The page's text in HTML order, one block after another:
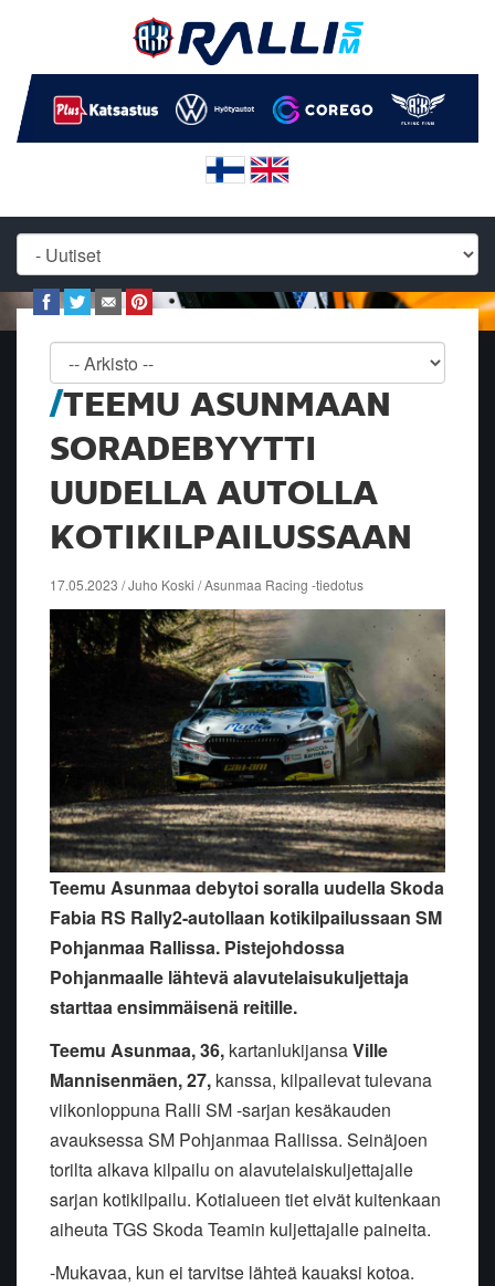
TEEMU ASUNMAAN
SORADEBYYTTI
UUDELLA AUTOLLA
KOTIKILPAILUSSAAN
17.05.2023 / Juho Koski / Asunmaa Racing -tiedotus
Teemu Asunmaa debytoi soralla uudella Skoda
Fabia RS Rally2-autollaan kotikilpailussaan SM
Pohjanmaa Rallissa. Pistejohdossa
Pohjanmaalle lähtevä alavutelaisukuljettaja
starttaa ensimmäisenä reitille.
Teemu Asunmaa, 36, kartanlukijansaVille
Mannisenmäen, 27, kanssa, kilpailevat tulevana
viikonloppuna Ralli SM -sarjan kesäkauden
avauksessa SM Pohjanmaa Rallissa. Seinäjoen
torilta alkava kilpailu on alavutelaiskuljettajalle
sarjan kotikilpailu. Kotialueen tiet eivät kuitenkaan
aiheuta TGS Skoda Teamin kuljettajalle paineita.
-Mukavaa, kun ei tarvitse lähteä kauaksi kotoa.